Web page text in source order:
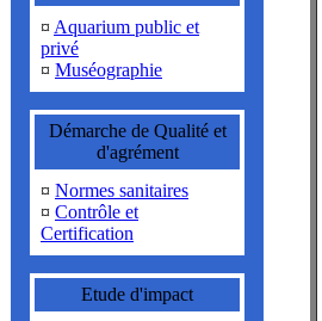
¤ Aquarium public et
privé
¤ Muséographie
Démarche de Qualité et
d'agrément
¤ Normes sanitaires
¤ Contrôle et
Certification
Etude d'impact